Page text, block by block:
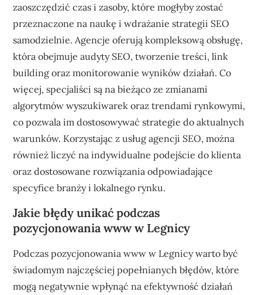
zaoszczędzić czas i zasoby, które mogłyby zostać
przeznaczone na naukę i wdrażanie strategii SEO
samodzielnie. Agencje oferują kompleksową obsługę,
która obejmuje audyty SEO, tworzenie treści, link
building oraz monitorowanie wyników działań. Co
więcej, specjaliści są na bieżąco ze zmianami
algorytmów wyszukiwarek oraz trendami rynkowymi,
co pozwala im dostosowywać strategie do aktualnych
warunków. Korzystając z usług agencji SEO, można
również liczyć na indywidualne podejście do klienta
oraz dostosowane rozwiązania odpowiadające
specyfice branży i lokalnego rynku.
Jakie błędy unikać podczas
pozycjonowania www w Legnicy
Podczas pozycjonowania www w Legnicy warto być
świadomym najczęściej popełnianych błędów, które
mogą negatywnie wpłynąć na efektywność działań